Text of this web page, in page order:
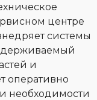
центре
системы
и
оперативно
необходимости